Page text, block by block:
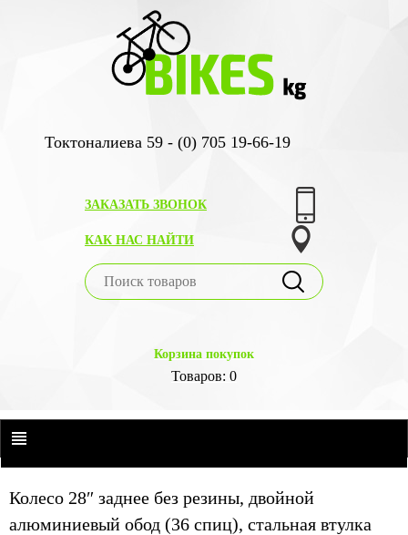
Токтоналиева 59 - (0) 705 19-66-19
ЗАКАЗАТЬ ЗВОНОК
КАК НАС НАЙТИ
Корзина покупок
Товаров: 0
Колесо 28″ заднее без резины, двойной
алюминиевый обод (36 спиц), стальная втулка